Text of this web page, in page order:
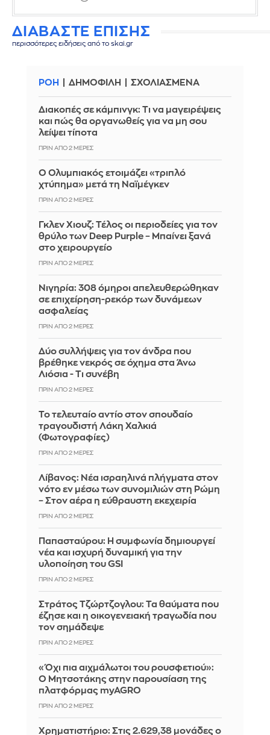
ΔΙΑΒΑΣΤΕ ΕΠΙΣΗΣ
περισσότερες ειδήσεις από το skai.gr
ΡΟΗ ΔΗΜΟΦΙΛΗ ΣΧΟΛΙΑΣΜΕΝΑ
Διακοπές σε κάμπινγκ: Τι να μαγειρέψεις
και πώς θα οργανωθείς για να μη σου
λείψει τίποτα
ΠΡΙΝ ΑΠΌ 2 ΜΈΡΕΣ
Ο Ολυμπιακός ετοιμάζει «τριπλό
χτύπημα» μετά τη Ναϊμέγκεν
ΠΡΙΝ ΑΠΌ 2 ΜΈΡΕΣ
Γκλεν Χιουζ: Τέλος οι περιοδείες για τον
θρύλο των Deep Purple – Μπαίνει ξανά
στο χειρουργείο
ΠΡΙΝ ΑΠΌ 2 ΜΈΡΕΣ
Νιγηρία: 308 όμηροι απελευθερώθηκαν
σε επιχείρηση-ρεκόρ των δυνάμεων
ασφαλείας
ΠΡΙΝ ΑΠΌ 2 ΜΈΡΕΣ
Δύο συλλήψεις για τον άνδρα που
βρέθηκε νεκρός σε όχημα στα Άνω
Λιόσια - Τι συνέβη
ΠΡΙΝ ΑΠΌ 2 ΜΈΡΕΣ
Το τελευταίο αντίο στον σπουδαίο
τραγουδιστή Λάκη Χαλκιά
(Φωτογραφίες)
ΠΡΙΝ ΑΠΌ 2 ΜΈΡΕΣ
Λίβανος: Νέα ισραηλινά πλήγματα στον
νότο εν μέσω των συνομιλιών στη Ρώμη
– Στον αέρα η εύθραυστη εκεχειρία
ΠΡΙΝ ΑΠΌ 2 ΜΈΡΕΣ
Παπασταύρου: Η συμφωνία δημιουργεί
νέα και ισχυρή δυναμική για την
υλοποίηση του GSI
ΠΡΙΝ ΑΠΌ 2 ΜΈΡΕΣ
Στράτος Τζώρτζογλου: Τα θαύματα που
έζησε και η οικογενειακή τραγωδία που
τον σημάδεψε
ΠΡΙΝ ΑΠΌ 2 ΜΈΡΕΣ
«Όχι πια αιχμάλωτοι του ρουσφετιού»:
Ο Μητσοτάκης στην παρουσίαση της
πλατφόρμας myAGRO
ΠΡΙΝ ΑΠΌ 2 ΜΈΡΕΣ
Χρηματιστήριο: Στις 2.629,38 μονάδες ο